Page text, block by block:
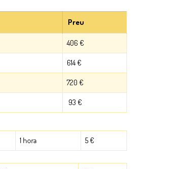
Preu
406 €
614 €
720 €
93 €
1 hora 5 €